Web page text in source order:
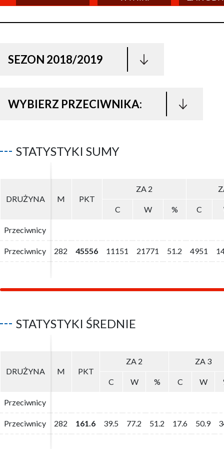
SEZON 2018/2019
WYBIERZ PRZECIWNIKA:
STATYSTYKI SUMY
DRUŻYNA M PKT
ZA 2
C
W % C
Przeciwnicy
Przeciwnicy 282 45556 11151 21771 51.2 4951
DRUŻYNA M PKT
ZA 2
C
W % C
Przeciwnicy
Przeciwnicy 282 45556 11151 21771 51.2 4951
STATYSTYKI ŚREDNIE
DRUŻYNA M PKT
ZA 2 ZA 3
C
W % C W
Przeciwnicy
Przeciwnicy 282 161.6 39.5 77.2 51.2 17.6 50.9
DRUŻYNA M PKT
ZA 2 ZA 3
C
W % C W
Przeciwnicy
Przeciwnicy 282 161.6 39.5 77.2 51.2 17.6 50.9